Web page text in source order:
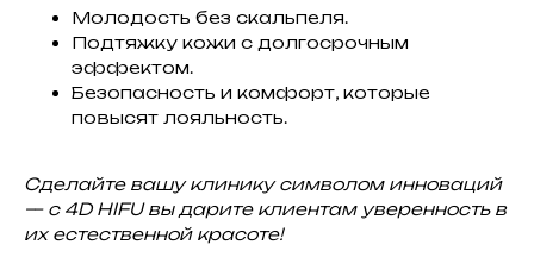
Молодость без скальпеля.
Подтяжку кожи с долгосрочным
эффектом.
Безопасность и комфорт, которые
повысят лояльность.
Сделайте вашу клинику символом инноваций
— с 4D HIFU вы дарите клиентам уверенность в
их естественной красоте!